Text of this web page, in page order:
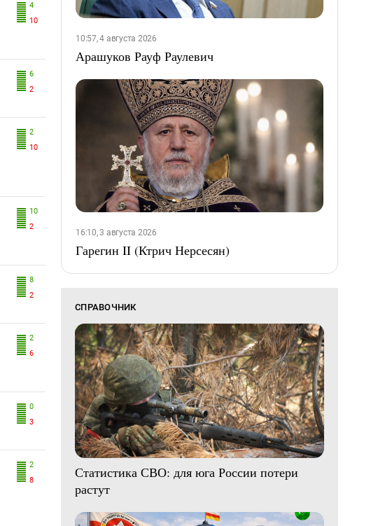
4
10
6
2
2
10
10
2
8
2
2
6
0
3
2
8
10:57, 4 августа 2026
Арашуков Рауф Раулевич
16:10, 3 августа 2026
Гарегин II (Ктрич Нерсесян)
СПРАВОЧНИК
Статистика СВО: для юга России потери
растут